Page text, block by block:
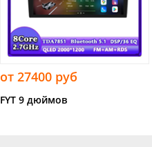
от 27400 руб
FYT 9 дюймов